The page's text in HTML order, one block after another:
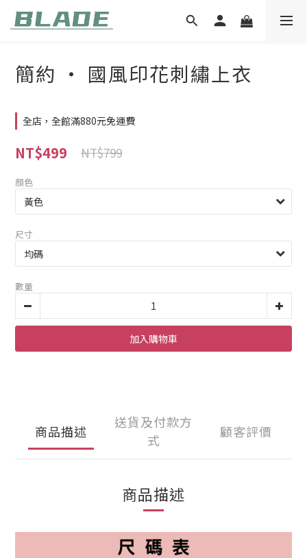
簡約 ‧ 國風印花刺繡上衣
全店，全館滿880元免運費
NT$499 NT$799
顏色
尺寸
數量
加入購物車
商品描述
送貨及付款方
式
顧客評價
商品描述